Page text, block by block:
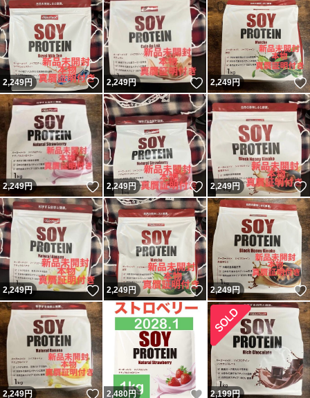
2,249円 いいね！
2,249円 いいね！
2,249円
2,249円 いいね！
2,249円 いいね！
2,249円
2,249円 いいね！
2,249円 いいね！
2,249円
2,249円 いいね！
2,480円 いいね！
2,199円